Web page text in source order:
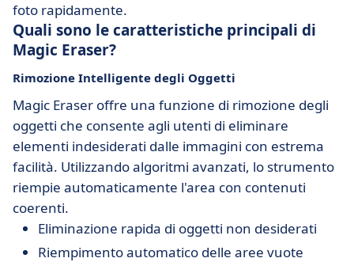
foto rapidamente.
Quali sono le caratteristiche principali di
Magic Eraser?
Rimozione Intelligente degli Oggetti
Magic Eraser offre una funzione di rimozione degli
oggetti che consente agli utenti di eliminare
elementi indesiderati dalle immagini con estrema
facilità. Utilizzando algoritmi avanzati, lo strumento
riempie automaticamente l'area con contenuti
coerenti.
Eliminazione rapida di oggetti non desiderati
Riempimento automatico delle aree vuote